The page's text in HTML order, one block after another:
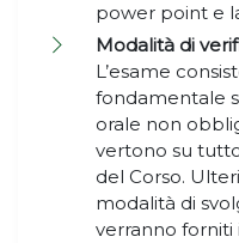
power point e
Modalità di
L’esame
fondamentale
orale non
vertono su
del Corso.
modalità di
verranno forniti